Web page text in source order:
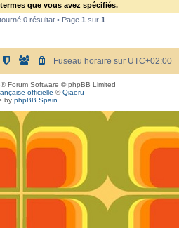
e
que vous avez spécifiés.
0 résultat • Page 1 sur 1
Fuseau horaire sur UTC+02:00
® Forum Software © phpBB Limited
officielle ©Qiaeru
by phpBB Spain